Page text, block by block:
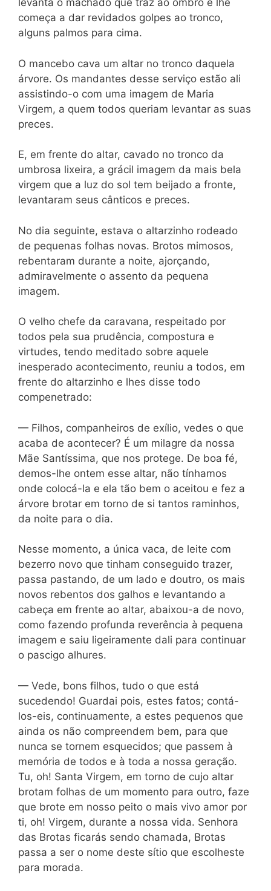
levanta o machado que traz ao ombro e lhe
começa a dar revidados golpes ao tronco,
alguns palmos para cima.
O mancebo cava um altar no tronco daquela
árvore. Os mandantes desse serviço estão ali
assistindo-o com uma imagem de Maria
Virgem, a quem todos queriam levantar as suas
preces.
E, em frente do altar, cavado no tronco da
umbrosa lixeira, a grácil imagem da mais bela
virgem que a luz do sol tem beijado a fronte,
levantaram seus cânticos e preces.
No dia seguinte, estava o altarzinho rodeado
de pequenas folhas novas. Brotos mimosos,
rebentaram durante a noite, ajorçando,
admiravelmente o assento da pequena
imagem.
O velho chefe da caravana, respeitado por
todos pela sua prudência, compostura e
virtudes, tendo meditado sobre aquele
inesperado acontecimento, reuniu a todos, em
frente do altarzinho e lhes disse todo
compenetrado:
— Filhos, companheiros de exílio, vedes o que
acaba de acontecer? É um milagre da nossa
Mãe Santíssima, que nos protege. De boa fé,
demos-lhe ontem esse altar, não tínhamos
onde colocá-la e ela tão bem o aceitou e fez a
árvore brotar em torno de si tantos raminhos,
da noite para o dia.
Nesse momento, a única vaca, de leite com
bezerro novo que tinham conseguido trazer,
passa pastando, de um lado e doutro, os mais
novos rebentos dos galhos e levantando a
cabeça em frente ao altar, abaixou-a de novo,
como fazendo profunda reverência à pequena
imagem e saiu ligeiramente dali para continuar
o pascigo alhures.
— Vede, bons filhos, tudo o que está
sucedendo! Guardai pois, estes fatos; contá-
los-eis, continuamente, a estes pequenos que
ainda os não compreendem bem, para que
nunca se tornem esquecidos; que passem à
memória de todos e à toda a nossa geração.
Tu, oh! Santa Virgem, em torno de cujo altar
brotam folhas de um momento para outro, faze
que brote em nosso peito o mais vivo amor por
ti, oh! Virgem, durante a nossa vida. Senhora
das Brotas ficarás sendo chamada, Brotas
passa a ser o nome deste sítio que escolheste
para morada.